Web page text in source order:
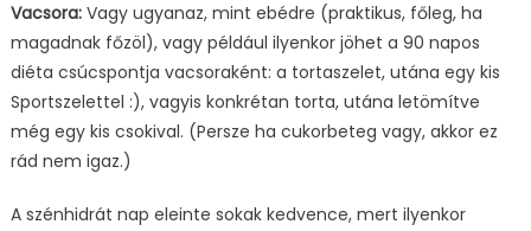
Vacsora: Vagy ugyanaz, mint ebédre (praktikus, főleg, ha
magadnak főzöl), vagy például ilyenkor jöhet a 90 napos
diéta csúcspontja vacsoraként: a tortaszelet, utána egy kis
Sportszelettel :), vagyis konkrétan torta, utána letömítve
még egy kis csokival. (Persze ha cukorbeteg vagy, akkor ez
rád nem igaz.)
A szénhidrát nap eleinte sokak kedvence, mert ilyenkor